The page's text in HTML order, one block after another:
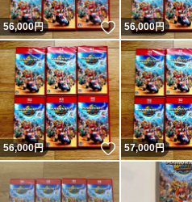
56,000円 いいね！
56,000円
56,000円 いいね！
57,000円